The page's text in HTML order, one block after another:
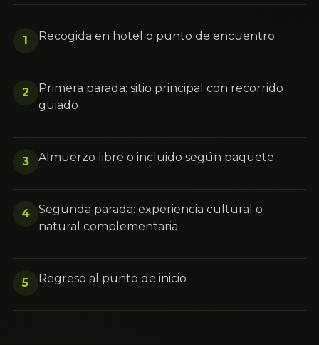
1 Recogida en hotel o punto de encuentro
2
Primera parada: sitio principal con recorrido
guiado
3 Almuerzo libre o incluido según paquete
4
Segunda parada: experiencia cultural o
natural complementaria
5 Regreso al punto de inicio